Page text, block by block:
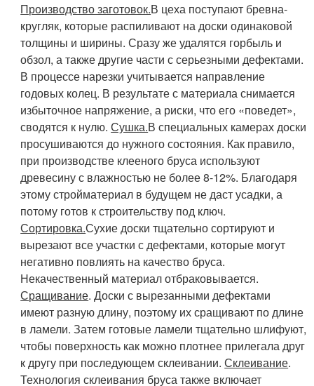
Производство заготовок.В цеха поступают бревна-
кругляк, которые распиливают на доски одинаковой
толщины и ширины. Сразу же удалятся горбыль и
обзол, а также другие части с серьезными дефектами.
В процессе нарезки учитывается направление
годовых колец. В результате с материала снимается
избыточное напряжение, а риски, что его «поведет»,
сводятся к нулю.Сушка.В специальных камерах доски
просушиваются до нужного состояния. Как правило,
при производстве клееного бруса используют
древесину с влажностью не более 8-12%. Благодаря
этому стройматериал в будущем не даст усадки, а
потому готов к строительству под ключ.
Сортировка.Сухие доски тщательно сортируют и
вырезают все участки с дефектами, которые могут
негативно повлиять на качество бруса.
Некачественный материал отбраковывается.
Сращивание. Доски с вырезанными дефектами
имеют разную длину, поэтому их сращивают по длине
в ламели. Затем готовые ламели тщательно шлифуют,
чтобы поверхность как можно плотнее прилегала друг
к другу при последующем склеивании.Склеивание.
Технология склеивания бруса также включает